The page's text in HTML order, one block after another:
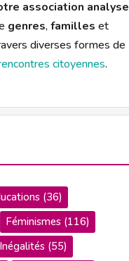
association analyse
genres,familles et
diverses formes de
citoyennes.
(36)
Féminismes(116)
Inégalités(55)